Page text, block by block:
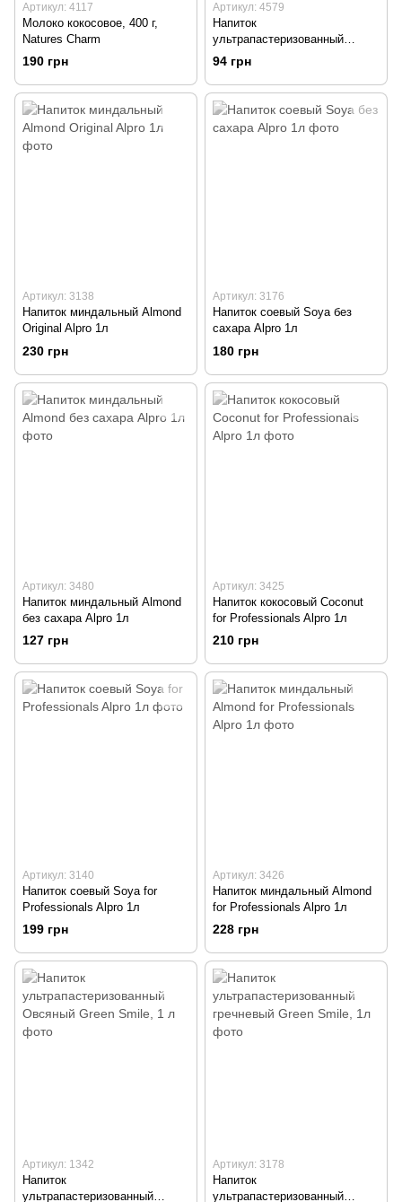
Артикул: 4117
Молоко кокосовое, 400 г,
Natures Charm
190 грн
Артикул: 4579
Напиток
ультрапастеризованный
соевый, обогащенный
кальцием, 1 л, Green Smile
94 грн
Артикул: 3138
Напиток миндальный Almond
Original Alpro 1л
230 грн
Артикул: 3176
Напиток соевый Soya без
сахара Alpro 1л
180 грн
Артикул: 3480
Напиток миндальный Almond
без сахара Alpro 1л
127 грн
Артикул: 3425
Напиток кокосовый Coconut
for Professionals Alpro 1л
210 грн
Артикул: 3140
Напиток соевый Soya for
Professionals Alpro 1л
199 грн
Артикул: 3426
Напиток миндальный Almond
for Professionals Alpro 1л
228 грн
Артикул: 1342
Напиток
ультрапастеризованный
Артикул: 3178
Напиток
ультрапастеризованный